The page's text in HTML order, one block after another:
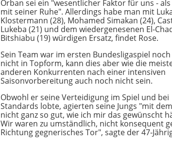
Orban sei ein "wesentlicher Faktor für uns - als
mit seiner Ruhe". Allerdings habe man mit
Klostermann (28), Mohamed Simakan (24),
Lukeba (21) und dem wiedergenesenen El-
Bitshiabu (19) würdigen Ersatz, findet Rose.
Sein Team war im ersten Bundesligaspiel noch
nicht in Topform, kann dies aber wie die
anderen Konkurrenten nach einer intensiven
Saisonvorbereitung auch noch nicht sein.
Obwohl er seine Verteidigung im Spiel und bei
Standards lobte, agierten seine Jungs "mit
nicht ganz so gut, wie ich mir das gewünscht
Wir waren zu umständlich, nicht konsequent
Richtung gegnerisches Tor", sagte der 47-